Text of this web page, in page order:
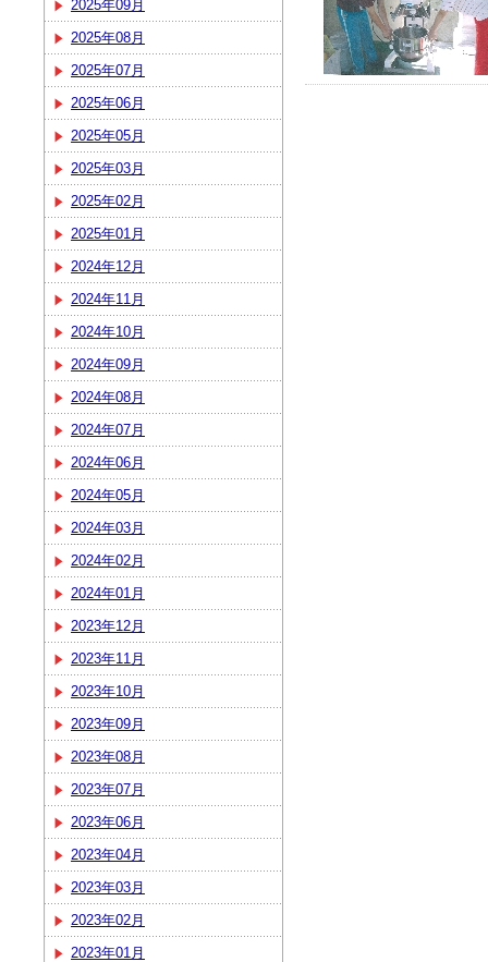
2025年09月
2025年08月
2025年07月
2025年06月
2025年05月
2025年03月
2025年02月
2025年01月
2024年12月
2024年11月
2024年10月
2024年09月
2024年08月
2024年07月
2024年06月
2024年05月
2024年03月
2024年02月
2024年01月
2023年12月
2023年11月
2023年10月
2023年09月
2023年08月
2023年07月
2023年06月
2023年04月
2023年03月
2023年02月
2023年01月